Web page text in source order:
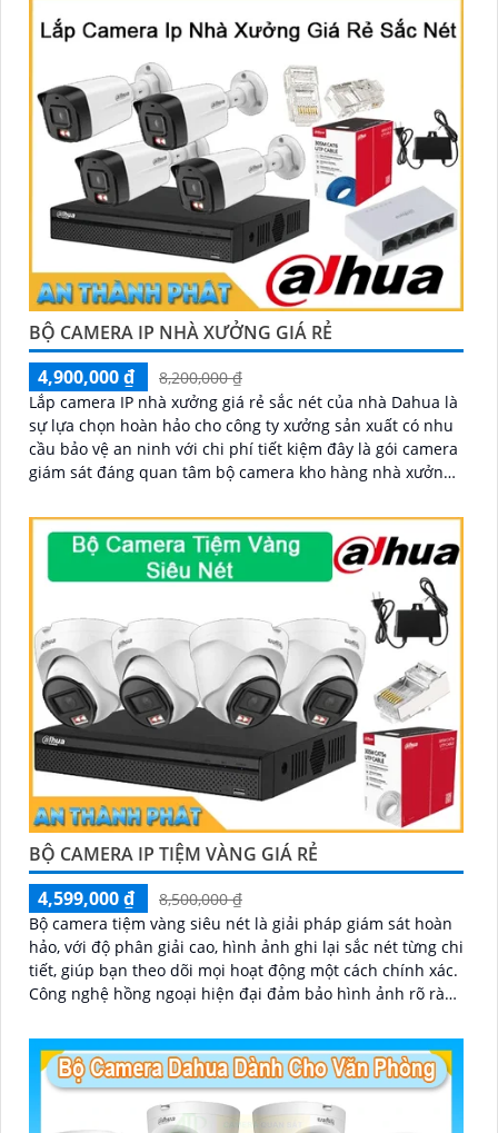
BỘ CAMERA IP NHÀ XƯỞNG GIÁ RẺ
4,900,000 ₫
8,200,000 ₫
Lắp camera IP nhà xưởng giá rẻ sắc nét của nhà Dahua là
sự lựa chọn hoàn hảo cho công ty xưởng sản xuất có nhu
cầu bảo vệ an ninh với chi phí tiết kiệm đây là gói camera
giám sát đáng quan tâm bộ camera kho hàng nhà xưởng
lượng cao cho người dùng với bộ camera camera IP
Dahua bảo vệ an ninh cho xưởng sản xuất tuyệt đối.
BỘ CAMERA IP TIỆM VÀNG GIÁ RẺ
4,599,000 ₫
8,500,000 ₫
Bộ camera tiệm vàng siêu nét là giải pháp giám sát hoàn
hảo, với độ phân giải cao, hình ảnh ghi lại sắc nét từng chi
tiết, giúp bạn theo dõi mọi hoạt động một cách chính xác.
Công nghệ hồng ngoại hiện đại đảm bảo hình ảnh rõ ràng